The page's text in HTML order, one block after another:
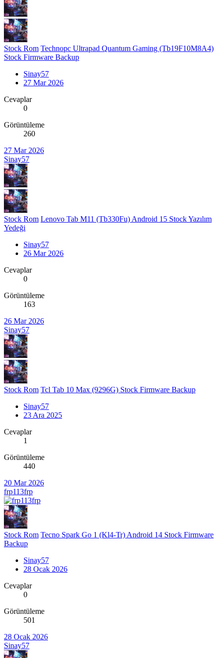
Stock Rom Technopc Ultrapad Quantum Gaming (Tb19F10M8A4)
Stock Firmware Backup
Sinay57
27 Mar 2026
Cevaplar
0
Görüntüleme
260
27 Mar 2026
Sinay57
Stock Rom Lenovo Tab M11 (Tb330Fu) Android 15 Stock Yazılım
Yedeği
Sinay57
26 Mar 2026
Cevaplar
0
Görüntüleme
163
26 Mar 2026
Sinay57
Stock Rom Tcl Tab 10 Max (9296G) Stock Firmware Backup
Sinay57
23 Ara 2025
Cevaplar
1
Görüntüleme
440
20 Mar 2026
frp113frp
Stock Rom Tecno Spark Go 1 (Kl4-Tr) Android 14 Stock Firmware
Backup
Sinay57
28 Ocak 2026
Cevaplar
0
Görüntüleme
501
28 Ocak 2026
Sinay57